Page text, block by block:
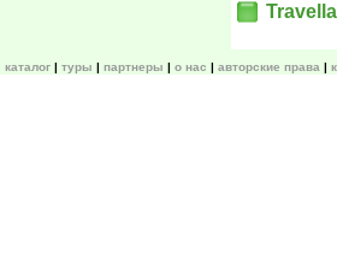
каталог туры партнеры о нас авторские права